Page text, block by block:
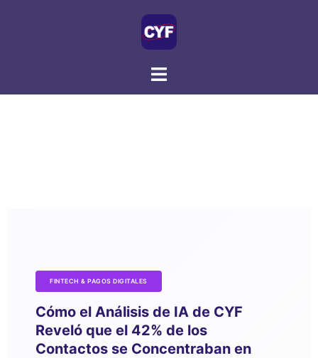
FINTECH & PAGOS DIGITALES
Cómo el Análisis de IA de CYF
Reveló que el 42% de los
Contactos se Concentraban en